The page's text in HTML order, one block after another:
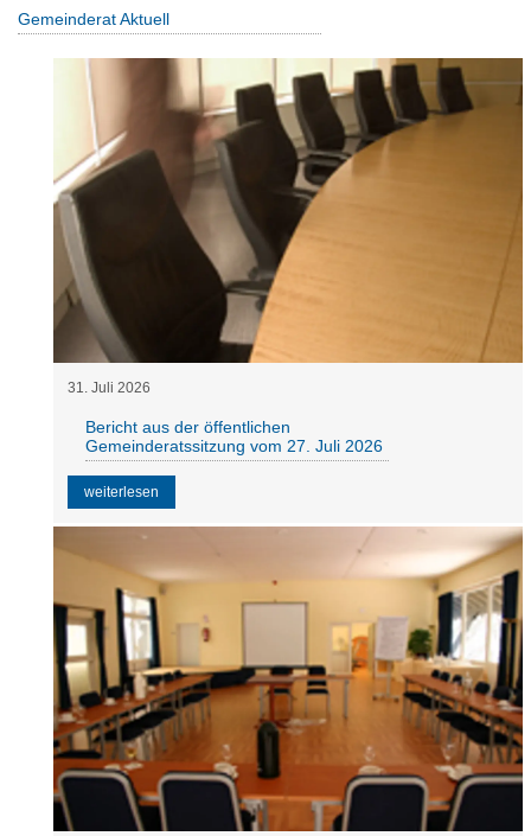
Gemeinderat Aktuell
31. Juli 2026
Bericht aus der öffentlichen
Gemeinderatssitzung vom 27. Juli 2026
weiterlesen